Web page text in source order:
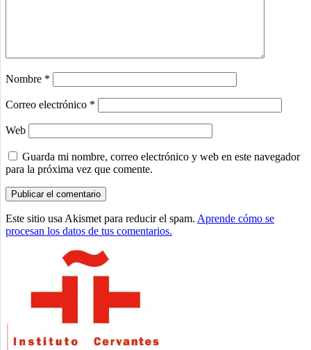
Nombre *
Correo electrónico *
Web
Guarda mi nombre, correo electrónico y web en este navegador
para la próxima vez que comente.
Este sitio usa Akismet para reducir el spam. Aprende cómo se
procesan los datos de tus comentarios.
principal